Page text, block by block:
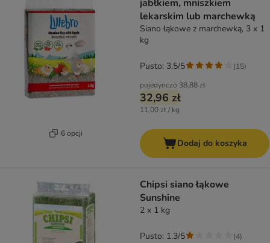
6 opcji
jabłkiem, mniszkiem
lekarskim lub marchewką
Siano łąkowe z marchewką, 3 x 1
kg
pojedynczo 38,88 zł
32,96 zł
11,00 zł / kg
Pusto: 3.5/5 (15)
Dodaj do koszyka
Chipsi siano łąkowe
Sunshine
2 x 1 kg
Pusto: 1.3/5 (4)